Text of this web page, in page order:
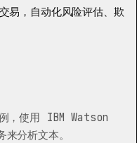
易，自动化风险评估、欺
，使用 IBM Watson
分析文本。